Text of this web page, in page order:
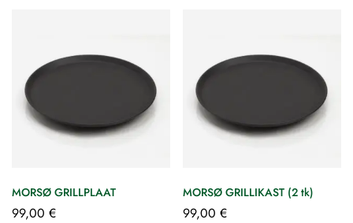
MORSØ GRILLPLAAT
99,00 €
MORSØ GRILLIKAST (2 tk)
99,00 €